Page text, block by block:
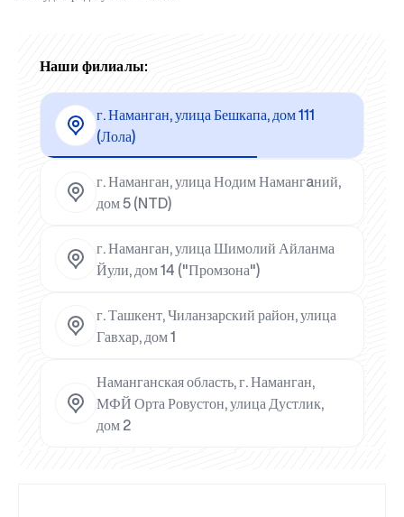
Наши филиалы:
г. Наманган, улица Бешкапа, дом 111
(Лола)
г. Наманган, улица Нодим Намангaний,
дом 5 (NTD)
г. Наманган, улица Шимолий Айланма
Йули, дом 14 ("Промзона")
г. Ташкент, Чиланзарский район, улица
Гавхар, дом 1
Наманганская область, г. Наманган,
МФЙ Орта Ровустон, улица Дустлик,
дом 2